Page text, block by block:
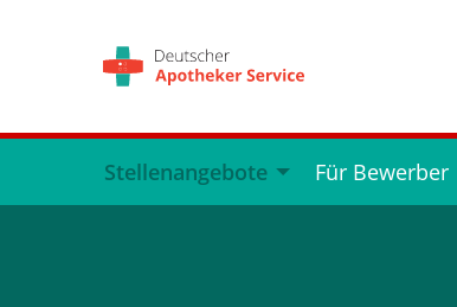
Stellenangebote Für Bewerber